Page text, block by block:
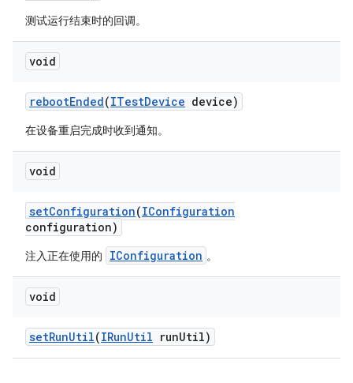
测试运行结束时的回调。
void
rebootEnded(ITestDevice device)
在设备重启完成时收到通知。
void
setConfiguration(IConfiguration
configuration)
注入正在使用的 IConfiguration 。
void
setRunUtil(IRunUtil runUtil)